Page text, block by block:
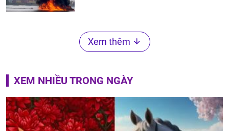
Xem thêm
XEM NHIỀU TRONG NGÀY